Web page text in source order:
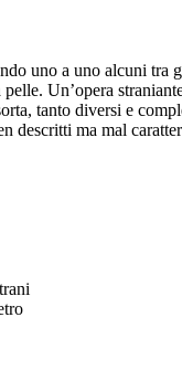
uno a uno alcuni
Un’opera
tanto diversi e
descritti ma mal